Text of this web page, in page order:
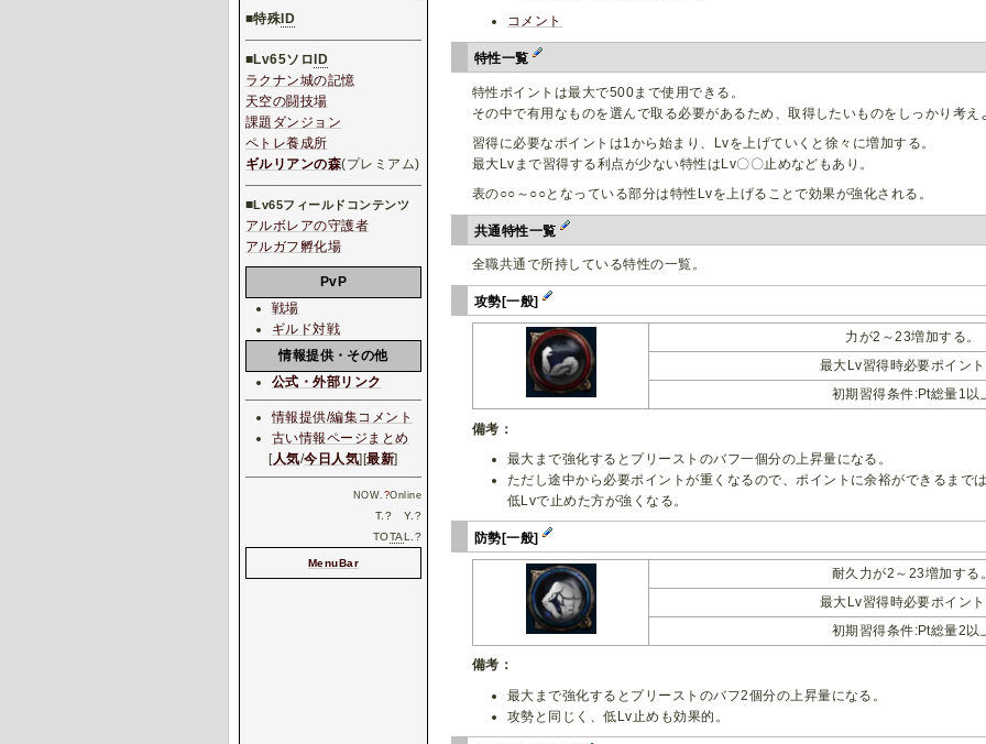
コメント
特性一覧
特性ポイントは最大で500まで使用できる。
その中で有用なものを選んで取る必要があるため、取得したいものをしっかり考え
習得に必要なポイントは1から始まり、Lvを上げていくと徐々に増加する。
最大Lvまで習得する利点が少ない特性はLv〇〇止めなどもあり。
表の○○～○○となっている部分は特性Lvを上げることで効果が強化される。
共通特性一覧
全職共通で所持している特性の一覧。
攻勢[一般]
力が2～23増加する。
最大Lv習得時必要ポイン
初期習得条件:Pt総量1以
備考：
最大まで強化するとプリーストのバフ一個分の上昇量になる。
ただし途中から必要ポイントが重くなるので、ポイントに余裕ができるまで
低Lvで止めた方が強くなる。
防勢[一般]
耐久力が2～23増加する
最大Lv習得時必要ポイン
初期習得条件:Pt総量2以
備考：
最大まで強化するとプリーストのバフ2個分の上昇量になる。
攻勢と同じく、低Lv止めも効果的。
■特殊 ID
■Lv65ソロ ID
ラクナン城の記憶
天空の闘技場
課題ダンジョン
ペトレ養成所
ギルリアンの森(プレミアム)
■Lv65フィールドコンテンツ
アルボレアの守護者
アルガフ孵化場
PvP
戦場
ギルド対戦
情報提供・その他
公式・外部リンク
情報提供/編集コメント
古い情報ページまとめ
[人気/今日人気][最新]
NOW. ?Online
T.? Y.?
TOTAL.?
MenuBar